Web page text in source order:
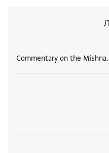
Commentary on the